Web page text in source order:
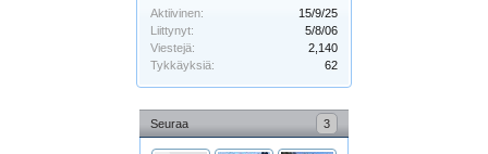
Aktiivinen:
15/9/25
Liittynyt:
5/8/06
Viestejä:
2,140
Tykkäyksiä:
62
Seuraa 3